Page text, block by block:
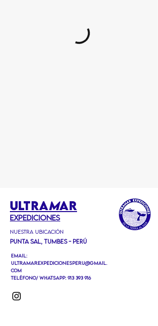
ULTRAMAR
EXPEDICIONEs
Nuestra ubicación
Punta Sal, Tumbes - Perú
Email:
ultramarexpedicionesperu@gmail.
com
Teléfono/ Whatsapp: 913 393 916